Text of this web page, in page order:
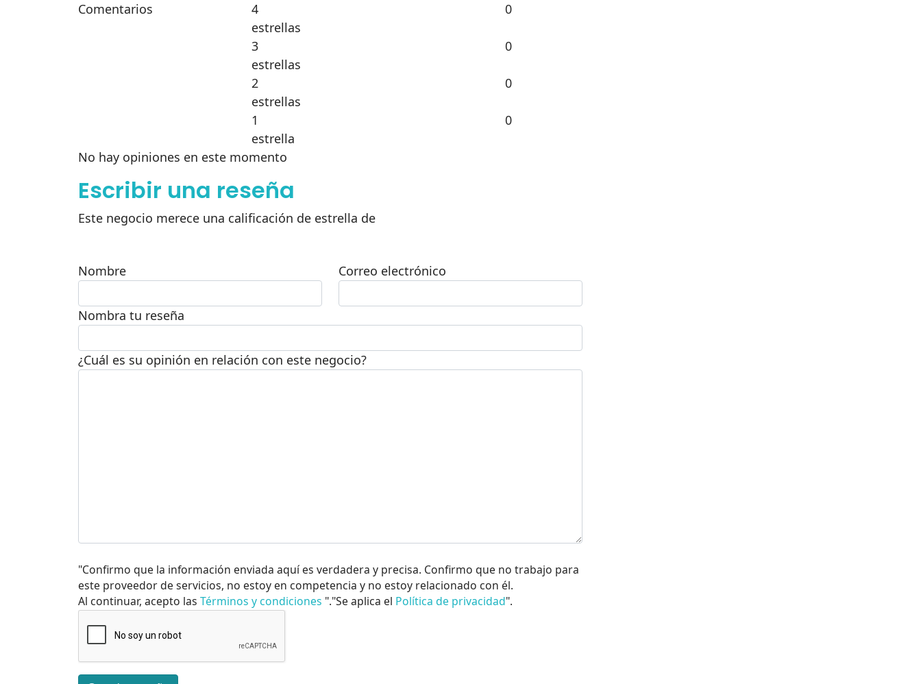
Comentarios
4
estrellas
0
3
estrellas
0
2
estrellas
0
1
estrella
0
No hay opiniones en este momento
Escribir una reseña
Este negocio merece una calificación de estrella de
Nombre Correo electrónico
Nombra tu reseña
¿Cuál es su opinión en relación con este negocio?
"Confirmo que la información enviada aquí es verdadera y precisa. Confirmo que no trabajo para
este proveedor de servicios, no estoy en competencia y no estoy relacionado con él.
Al continuar, acepto las Términos y condiciones "."Se aplica el Política de privacidad".